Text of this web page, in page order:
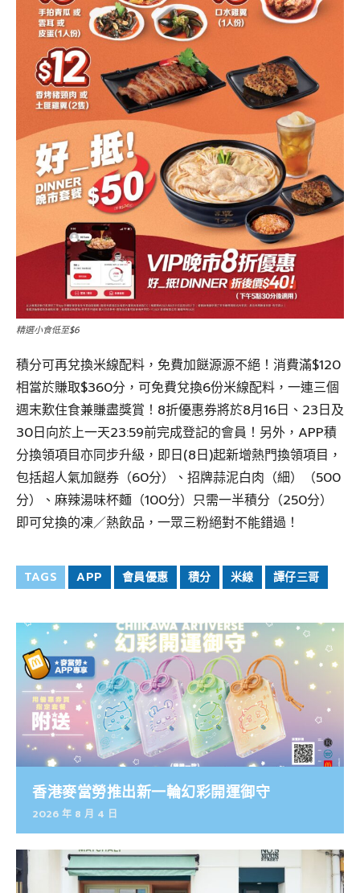
精選小食低至$6
積分可再兌換米線配料，免費加餸源源不絕！消費滿$120
相當於賺取$360分，可免費兌換6份米線配料，一連三個
週末歎住食兼賺盡獎賞！8折優惠券將於8月16日、23日及
30日向於上一天23:59前完成登記的會員！另外，APP積
分換領項目亦同步升級，即日(8日)起新增熱門換領項目，
包括超人氣加餸券（60分）、招牌蒜泥白肉（細）（500
分）、麻辣湯味杯麵（100分）只需一半積分（250分）
即可兌換的凍／熱飲品，一眾三粉絕對不能錯過！
TAGS APP 會員優惠 積分 米線 譚仔三哥
香港麥當勞推出新一輪幻彩開運御守
2026 年 8 月 4 日